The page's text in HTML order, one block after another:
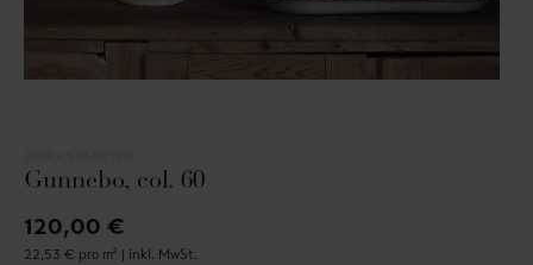
Gunnebo, col. 60
120,00 €
22,53 € pro m² | inkl. MwSt.